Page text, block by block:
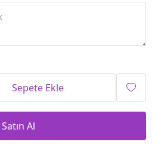
Sepete Ekle
Satın Al